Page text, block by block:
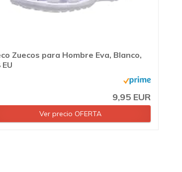
Zuecos para Hombre Eva, Blanco,
9,95 EUR
Ver precio OFERTA